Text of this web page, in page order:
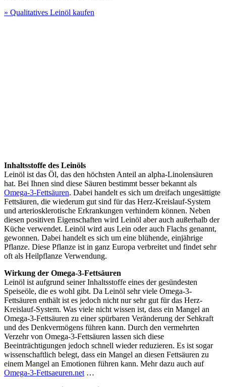
» Qualitatives Leinöl kaufen
Inhaltsstoffe des Leinöls
Leinöl ist das Öl, das den höchsten Anteil an alpha-Linolensäuren
hat. Bei Ihnen sind diese Säuren bestimmt besser bekannt als
Omega-3-Fettsäuren. Dabei handelt es sich um dreifach ungesättigte
Fettsäuren, die wiederum gut sind für das Herz-Kreislauf-System
und arteriosklerotische Erkrankungen verhindern können. Neben
diesen positiven Eigenschaften wird Leinöl aber auch außerhalb der
Küche verwendet. Leinöl wird aus Lein oder auch Flachs genannt,
gewonnen. Dabei handelt es sich um eine blühende, einjährige
Pflanze. Diese Pflanze ist in ganz Europa verbreitet und findet sehr
oft als Heilpflanze Verwendung.
Wirkung der Omega-3-Fettsäuren
Leinöl ist aufgrund seiner Inhaltsstoffe eines der gesündesten
Speiseöle, die es wohl gibt. Da Leinöl sehr viele Omega-3-
Fettsäuren enthält ist es jedoch nicht nur sehr gut für das Herz-
Kreislauf-System. Was viele nicht wissen ist, dass ein Mangel an
Omega-3-Fettsäuren zu einer spürbaren Veränderung der Sehkraft
und des Denkvermögens führen kann. Durch den vermehrten
Verzehr von Omega-3-Fettsäuren lassen sich diese
Beeinträchtigungen jedoch schnell wieder reduzieren. Es ist sogar
wissenschaftlich belegt, dass ein Mangel an diesen Fettsäuren zu
einem Mangel an Emotionen führen kann. Mehr dazu auch auf
Omega-3-Fettsaeuren.net …